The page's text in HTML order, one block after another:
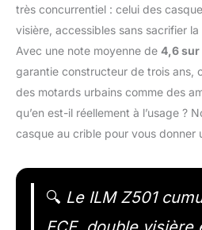
très concurrentiel : celui des
visière, accessibles sans sacrifier
Avec une note moyenne de 4,6 sur
garantie constructeur de trois ans,
des motards urbains comme des
qu’en est-il réellement à l’usage ?
casque au crible pour vous donner
🔍 Le ILM Z501